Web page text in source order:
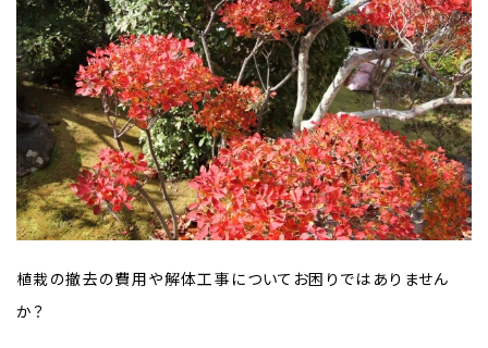
植栽の撤去の費用や解体工事についてお困りではありません
か？